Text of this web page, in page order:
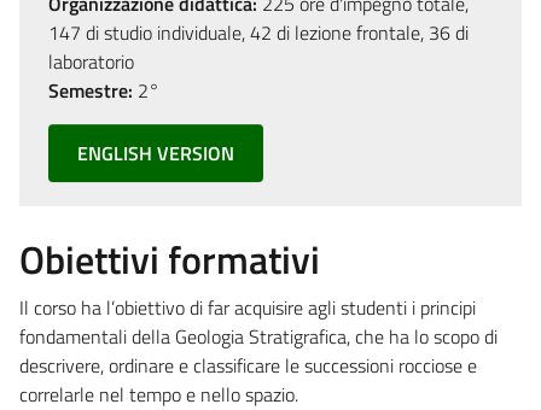
147 di studio individuale, 42 di lezione frontale, 36 di
laboratorio
Semestre: 2°
ENGLISH VERSION
Obiettivi formativi
Il corso ha l’obiettivo di far acquisire agli studenti i principi
fondamentali della Geologia Stratigrafica, che ha lo scopo di
descrivere, ordinare e classificare le successioni rocciose e
correlarle nel tempo e nello spazio.